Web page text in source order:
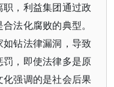
，利益集团通过政
法化腐败的典型。
钻法律漏洞，导致
，即使法律多是原
强调的是社会后果